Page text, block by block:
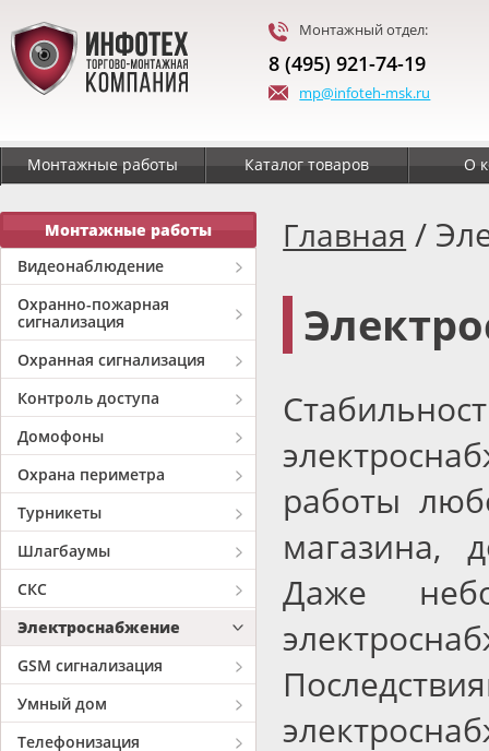
Монтажный отдел:
8 (495) 921-74-19
mp@infoteh-msk.ru
Монтажные работы Каталог товаров О
Монтажные работы
Видеонаблюдение
Охранно-пожарная
сигнализация
Охранная сигнализация
Контроль доступа
Домофоны
Охрана периметра
Турникеты
Шлагбаумы
СКС
Электроснабжение
GSM сигнализация
Умный дом
Телефонизация
Главная /
работы
магазина,
Даже